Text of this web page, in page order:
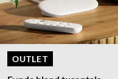
OUTLET